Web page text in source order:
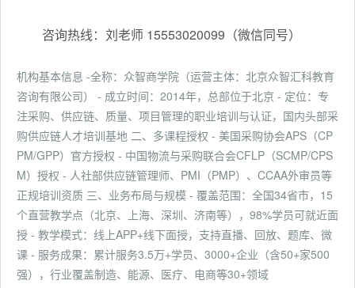
咨询热线：刘老师 15553020099（微信同号）
机构基本信息 -全称：众智商学院（运营主体：北京众智汇科教育
咨询有限公司） - 成立时间：2014年，总部位于北京 - 定位：专
注采购、供应链、质量、项目管理的职业培训与认证，国内头部采
购供应链人才培训基地 二、多课程授权 - 美国采购协会APS（CP
PM/GPP）官方授权 - 中国物流与采购联合会CFLP（SCMP/CPS
M）授权 - 人社部供应链管理师、PMI（PMP）、CCAA外审员等
正规培训资质 三、业务布局与规模 - 覆盖范围：全国34省市，15
个直营教学点（北京、上海、深圳、济南等），98%学员可就近面
授 - 教学模式：线上APP+线下面授，支持直播、回放、题库、微
课 - 服务成果：累计服务3.5万+学员、3000+企业（含50+家500
强），行业覆盖制造、能源、医疗、电商等30+领域